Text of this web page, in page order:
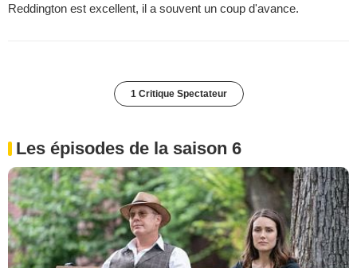
Reddington est excellent, il a souvent un coup d'avance.
1 Critique Spectateur
Les épisodes de la saison 6